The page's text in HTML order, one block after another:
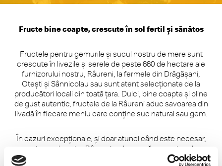
Băuturi
produsele >
Meniuri
McDelivery >
Casa Ronald McDonald® România
Fructe bine coapte, crescute în sol fertil și sănătos
Fructele pentru gemurile și sucul nostru de mere sunt
crescute în livezile și serele de peste 660 de hectare ale
furnizorului nostru, Râureni, la fermele din Drăgășani,
Otești și Sânnicolau sau sunt atent selecționate de la
producători locali din toată țara. Dulci, bine coapte și pline
de gust autentic, fructele de la Râureni aduc savoarea din
livadă în fiecare meniu care conține suc natural sau gem.
În cazuri excepționale, și doar atunci când este necesar,
partenerul nostru Râureni se bazează pe o rețea de
producători internaționali de încredere care respectă